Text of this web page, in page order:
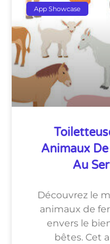
App Showcase
Animaux
Au
Découvrez le
animaux de
envers le
bêtes. Cet